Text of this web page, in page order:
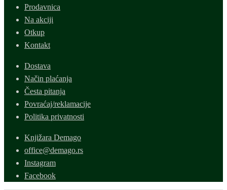
Prodavnica
Na akciji
Otkup
Kontakt
Dostava
Način plaćanja
Česta pitanja
Povraćaj/reklamacije
Politika privatnosti
Knjižara Demago
office@demago.rs
Instagram
Facebook